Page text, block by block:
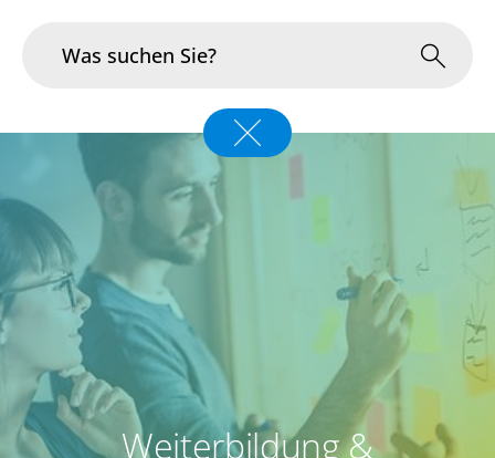
Im Fokus
Portfolio
Infrastruktur & Betrieb
Über uns
Karriere
Weiterbildung &